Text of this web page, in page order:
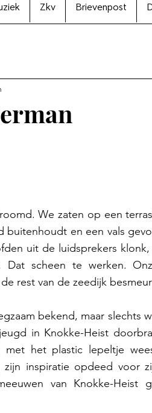
Zkv Brievenpost
We zaten op een
buitenhoudt en een vals
uit de luidsprekers klonk,
Dat scheen te werken.
rest van de zeedijk
bekend, maar slechts
in Knokke-Heist
met het plastic lepeltje
inspiratie opdeed voor
van Knokke-Heist